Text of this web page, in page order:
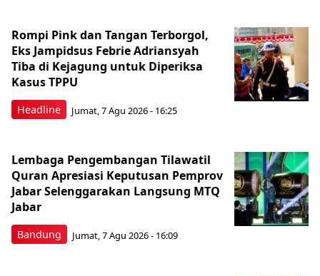
Headline
Rompi Pink dan Tangan Terborgol,
Eks Jampidsus Febrie Adriansyah
Tiba di Kejagung untuk Diperiksa
Kasus TPPU
Jumat, 7 Agu 2026 - 16:25
Bandung
Lembaga Pengembangan Tilawatil
Quran Apresiasi Keputusan Pemprov
Jabar Selenggarakan Langsung MTQ
Jabar
Jumat, 7 Agu 2026 - 16:09